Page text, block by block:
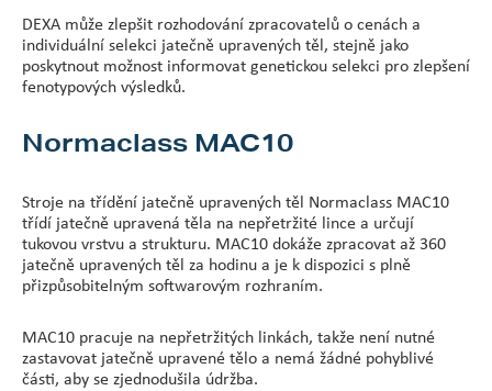
DEXA může zlepšit rozhodování zpracovatelů o cenách a
individuální selekci jatečně upravených těl, stejně jako
poskytnout možnost informovat genetickou selekci pro zlepšení
fenotypových výsledků.
Normaclass MAC10
Stroje na třídění jatečně upravených těl Normaclass MAC10
třídí jatečně upravená těla na nepřetržité lince a určují
tukovou vrstvu a strukturu. MAC10 dokáže zpracovat až 360
jatečně upravených těl za hodinu a je k dispozici s plně
přizpůsobitelným softwarovým rozhraním.
MAC10 pracuje na nepřetržitých linkách, takže není nutné
zastavovat jatečně upravené tělo a nemá žádné pohyblivé
části, aby se zjednodušila údržba.